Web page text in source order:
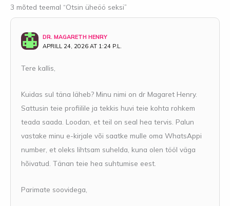
3 mõted teemal “Otsin üheöö seksi”
DR. MAGARETH HENRY
APRILL 24, 2026 AT 1:24 P.L.
Tere kallis,
Kuidas sul täna läheb? Minu nimi on dr Magaret Henry.
Sattusin teie profiilile ja tekkis huvi teie kohta rohkem
teada saada. Loodan, et teil on seal hea tervis. Palun
vastake minu e-kirjale või saatke mulle oma WhatsAppi
number, et oleks lihtsam suhelda, kuna olen tööl väga
hõivatud. Tänan teie hea suhtumise eest.
Parimate soovidega,